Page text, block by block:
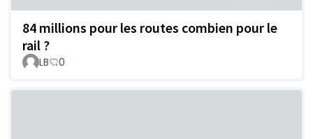
84 millions pour les routes combien pour le
rail ?
LB 0